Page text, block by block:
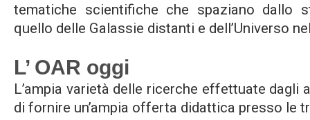
tematiche scientifiche che spaziano dallo
quello delle Galassie distanti e dell’Universo
L’ OAR oggi
L’ampia varietà delle ricerche effettuate dagli
di fornire un’ampia offerta didattica presso le